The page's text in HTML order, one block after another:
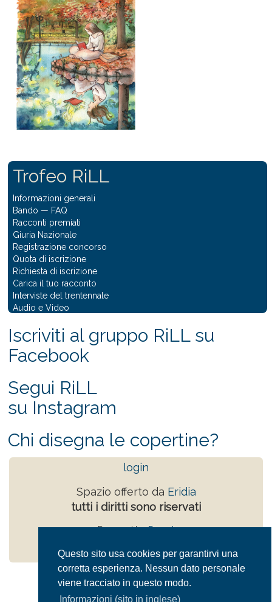
Questo sito usa cookies per garantirvi una
corretta esperienza. Nessun dato personale
viene tracciato in questo modo.
Informazioni (sito in inglese)
Trofeo RiLL
Informazioni generali
Bando — FAQ
Racconti premiati
Giuria Nazionale
Registrazione concorso
Quota di iscrizione
Richiesta di iscrizione
Carica il tuo racconto
Interviste del trentennale
Audio e Video
Iscriviti al gruppo RiLL su
Facebook
Segui RiLL
su Instagram
Chi disegna le copertine?
login
Spazio offerto da Eridia
tutti i diritti sono riservati
Powered byDrupal